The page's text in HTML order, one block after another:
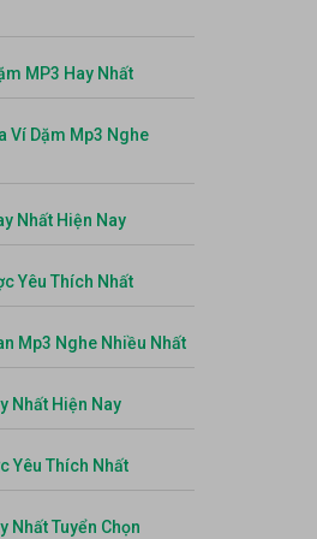
MP3 Hay Nhất
Ví Dặm Mp3 Nghe
Nhất Hiện Nay
Yêu Thích Nhất
Mp3 Nghe Nhiều Nhất
Nhất Hiện Nay
Yêu Thích Nhất
Nhất Tuyển Chọn